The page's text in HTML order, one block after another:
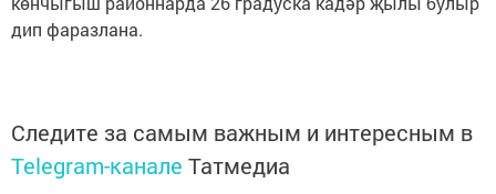
дип фаразлана.
Следите за самым важным и интересным в
Telegram-канале Татмедиа